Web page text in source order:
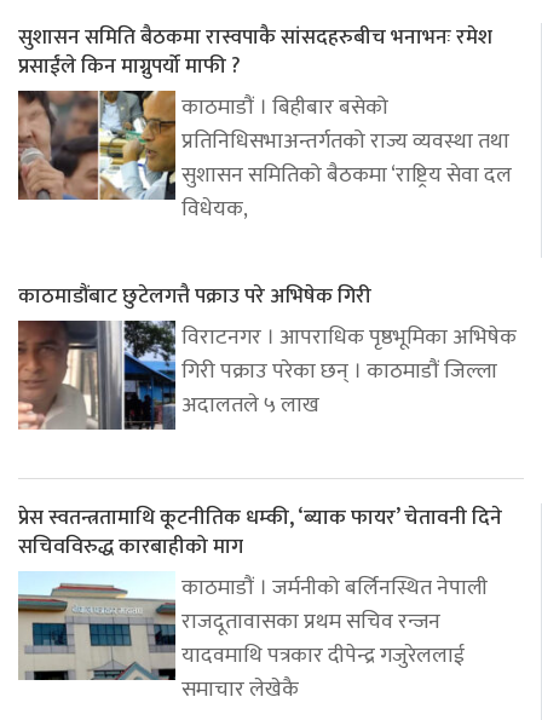
सुशासन समिति बैठकमा रास्वपाकै सांसदहरुबीच भनाभनः रमेश
प्रसाईंले किन माग्नुपर्यो माफी ?
काठमाडौं । बिहीबार बसेको
प्रतिनिधिसभाअन्तर्गतको राज्य व्यवस्था तथा
सुशासन समितिको बैठकमा ‘राष्ट्रिय सेवा दल
विधेयक,
काठमाडौंबाट छुटेलगत्तै पक्राउ परे अभिषेक गिरी
विराटनगर । आपराधिक पृष्ठभूमिका अभिषेक
गिरी पक्राउ परेका छन् । काठमाडौं जिल्ला
अदालतले ५ लाख
प्रेस स्वतन्त्रतामाथि कूटनीतिक धम्की, ‘ब्याक फायर’ चेतावनी दिने
सचिवविरुद्ध कारबाहीको माग
काठमाडौं । जर्मनीको बर्लिनस्थित नेपाली
राजदूतावासका प्रथम सचिव रन्जन
यादवमाथि पत्रकार दीपेन्द्र गजुरेललाई
समाचार लेखेकै